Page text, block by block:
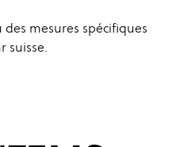
des mesures spécifiques
suisse.